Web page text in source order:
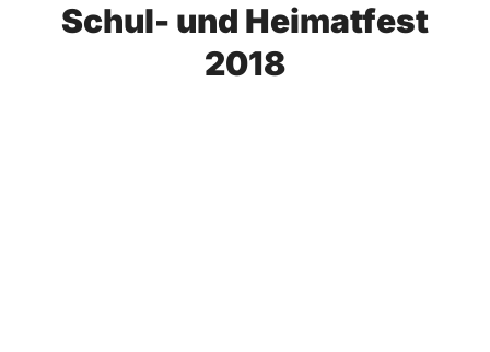
Schul- und Heimatfest
2018